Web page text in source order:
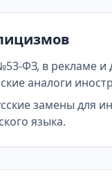
ФЗ, в рекламе и
аналоги
замены для
языка.